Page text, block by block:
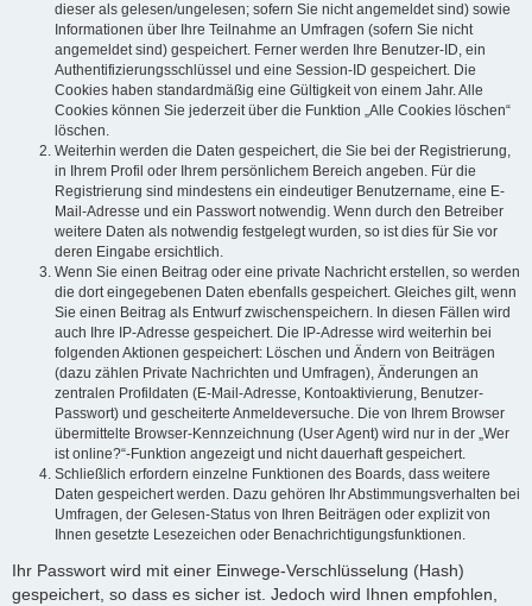
dieser als gelesen/ungelesen; sofern Sie nicht angemeldet sind) sowie
Informationen über Ihre Teilnahme an Umfragen (sofern Sie nicht
angemeldet sind) gespeichert. Ferner werden Ihre Benutzer-ID, ein
Authentifizierungsschlüssel und eine Session-ID gespeichert. Die
Cookies haben standardmäßig eine Gültigkeit von einem Jahr. Alle
Cookies können Sie jederzeit über die Funktion „Alle Cookies löschen“
löschen.
Weiterhin werden die Daten gespeichert, die Sie bei der Registrierung,
in Ihrem Profil oder Ihrem persönlichem Bereich angeben. Für die
Registrierung sind mindestens ein eindeutiger Benutzername, eine E-
Mail-Adresse und ein Passwort notwendig. Wenn durch den Betreiber
weitere Daten als notwendig festgelegt wurden, so ist dies für Sie vor
deren Eingabe ersichtlich.
Wenn Sie einen Beitrag oder eine private Nachricht erstellen, so werden
die dort eingegebenen Daten ebenfalls gespeichert. Gleiches gilt, wenn
Sie einen Beitrag als Entwurf zwischenspeichern. In diesen Fällen wird
auch Ihre IP-Adresse gespeichert. Die IP-Adresse wird weiterhin bei
folgenden Aktionen gespeichert: Löschen und Ändern von Beiträgen
(dazu zählen Private Nachrichten und Umfragen), Änderungen an
zentralen Profildaten (E-Mail-Adresse, Kontoaktivierung, Benutzer-
Passwort) und gescheiterte Anmeldeversuche. Die von Ihrem Browser
übermittelte Browser-Kennzeichnung (User Agent) wird nur in der „Wer
ist online?“-Funktion angezeigt und nicht dauerhaft gespeichert.
Schließlich erfordern einzelne Funktionen des Boards, dass weitere
Daten gespeichert werden. Dazu gehören Ihr Abstimmungsverhalten bei
Umfragen, der Gelesen-Status von Ihren Beiträgen oder explizit von
Ihnen gesetzte Lesezeichen oder Benachrichtigungsfunktionen.
Ihr Passwort wird mit einer Einwege-Verschlüsselung (Hash)
gespeichert, so dass es sicher ist. Jedoch wird Ihnen empfohlen,